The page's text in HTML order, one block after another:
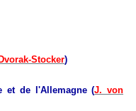
Stocker)
et de l'Allemagne (J. von